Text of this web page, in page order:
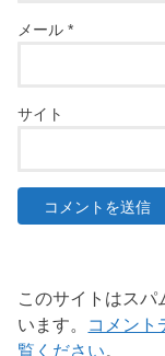
メール*
サイト
このサイトはスパ
います。 コメント
覧ください。